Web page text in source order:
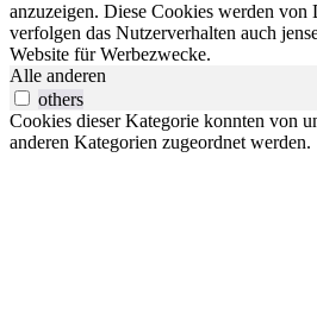
anzuzeigen. Diese Cookies werden von
verfolgen das Nutzerverhalten auch
Website für Werbezwecke.
Alle anderen
others
Cookies dieser Kategorie konnten von
anderen Kategorien zugeordnet werden.